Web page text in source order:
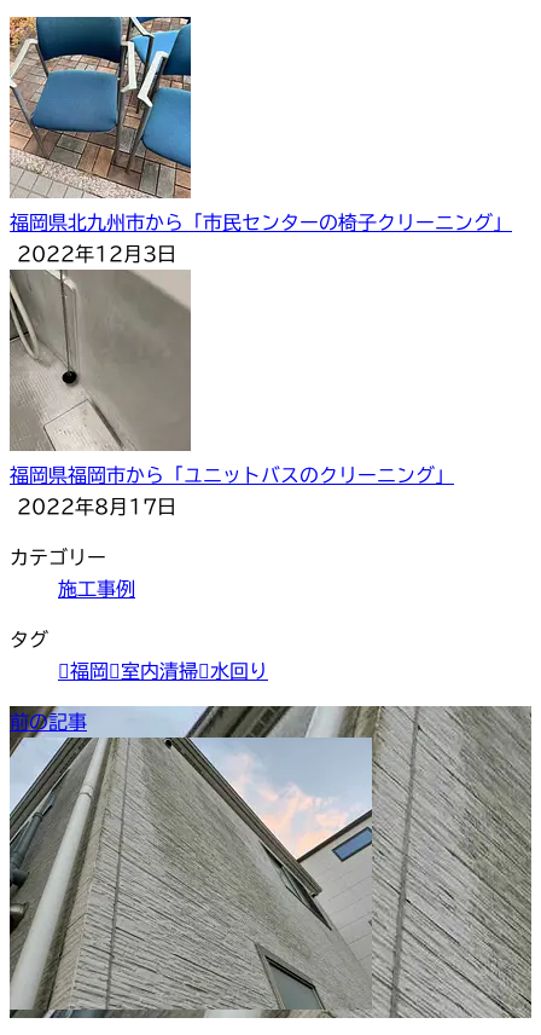
福岡県北九州市から「市民センターの椅子クリーニング」
2022年12月3日
福岡県福岡市から「ユニットバスのクリーニング」
2022年8月17日
カテゴリー
施工事例
タグ
福岡
室内清掃 水回り
前の記事